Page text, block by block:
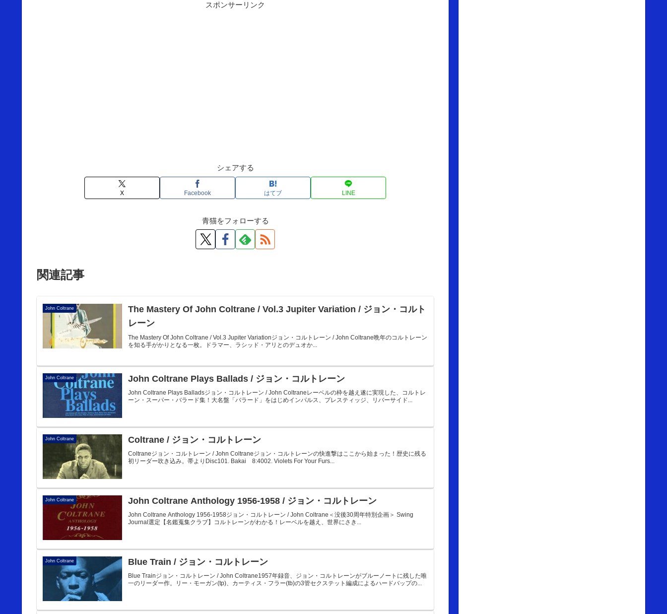
スポンサーリンク
シェアする
X Facebook はてブ LINE
青猫をフォローする
関連記事
John Coltrane
The Mastery Of John Coltrane / Vol.3 Jupiter Variation / ジョン・コルト
レーン
The Mastery Of John Coltrane / Vol.3 Jupiter Variationジョン・コルトレーン / John Coltrane晩年のコルトレーン
を知る手がかりとなる一枚。ドラマー、ラシッド・アリとのデュオか...
John Coltrane John Coltrane Plays Ballads / ジョン・コルトレーン
John Coltrane Plays Balladsジョン・コルトレーン / John Coltraneレーベルの枠を越え遂に実現した、コルトレ
ーン・スーパー・バラード集！大名盤「バラード」をはじめインパルス、プレスティッジ、リバーサイド...
John Coltrane Coltrane / ジョン・コルトレーン
Coltraneジョン・コルトレーン / John Coltraneジョン・コルトレーンの快進撃はここから始まった！歴史に残る
初リーダー吹き込み。帯よりDisc101. Bakai 8:4002. Violets For Your Furs...
John Coltrane John Coltrane Anthology 1956-1958 / ジョン・コルトレーン
John Coltrane Anthology 1956-1958ジョン・コルトレーン / John Coltrane＜没後30周年特別企画＞ Swing
Journal選定【名鑑蒐集クラブ】コルトレーンがわかる！レーベルを越え、世界にさき...
John Coltrane Blue Train / ジョン・コルトレーン
Blue Trainジョン・コルトレーン / John Coltrane1957年録音、ジョン・コルトレーンがブルーノートに残した唯
一のリーダー作。リー・モーガン(tp)、カーティス・フラー(tb)の3管セクステット編成によるハードバップの...